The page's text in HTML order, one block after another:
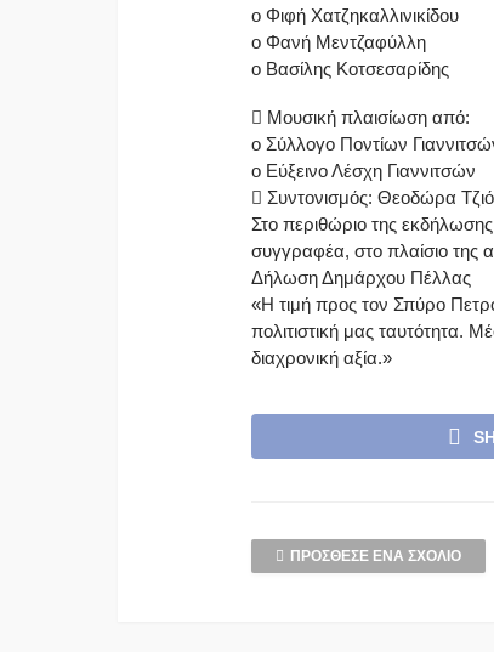
o Φιφή Χατζηκαλλινικίδου
o Φανή Μεντζαφύλλη
o Βασίλης Κοτσεσαρίδης
 Μουσική πλαισίωση από:
o Σύλλογο Ποντίων
o Εύξεινο Λέσχη Γιαννιτσών
 Συντονισμός: Θεοδώρα
Στο περιθώριο της
συγγραφέα, στο πλαίσιο της
Δήλωση Δημάρχου Πέλλας
«Η τιμή προς τον Σπύρο
πολιτιστική μας ταυτότητα.
διαχρονική αξία.»
ΠΡΌΣΘΕΣΕ ΈΝΑ ΣΧΌΛΙΟ